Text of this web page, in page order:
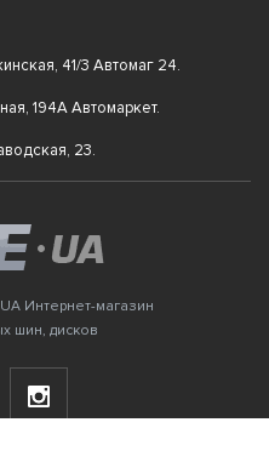
41/3 Автомаг 24.
194А Автомаркет.
23.
Интернет-магазин
шин, дисков